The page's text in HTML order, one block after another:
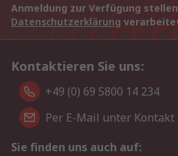
Anmeldung zur Verfügung
Datenschutzerklärung
Kontaktieren Sie uns:
+49 (0) 69 5800 14 234
Per E-Mail unter Kontakt
Sie finden uns auch auf: